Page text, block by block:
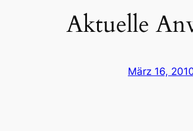
Aktuelle
März 16,